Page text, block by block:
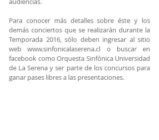
Para conocer más detalles sobre éste y los
demás conciertos que se realizarán durante la
Temporada 2016, sólo deben ingresar al sitio
web www.sinfonicalaserena.cl o buscar en
facebook como Orquesta Sinfónica Universidad
de La Serena y ser parte de los concursos para
ganar pases libres a las presentaciones.